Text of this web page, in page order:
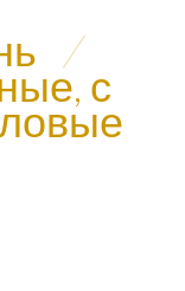
/
с